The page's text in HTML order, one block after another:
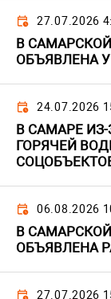
27.07.2026
В
ОБЪЯВЛЕНА
24.07.2026
В САМАРЕ
ГОРЯЧЕЙ
06.08.2026
В
ОБЪЯВЛЕНА
27.07.2026